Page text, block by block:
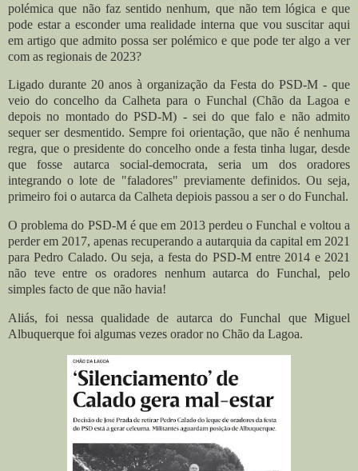
polémica que não faz sentido nenhum, que não tem lógica e que
pode estar a esconder uma realidade interna que vou suscitar aqui
em artigo que admito possa ser polémico e que pode ter algo a ver
com as regionais de 2023?
Ligado durante 20 anos à organização da Festa do PSD-M - que
veio do concelho da Calheta para o Funchal (Chão da Lagoa e
depois no montado do PSD-M) - sei do que falo e não admito
sequer ser desmentido. Sempre foi orientação, que não é nenhuma
regra, que o presidente do concelho onde a festa tinha lugar, desde
que fosse autarca social-democrata, seria um dos oradores
integrando o lote de "faladores" previamente definidos. Ou seja,
primeiro foi o autarca da Calheta depiois passou a ser o do Funchal.
O problema do PSD-M é que em 2013 perdeu o Funchal e voltou a
perder em 2017, apenas recuperando a autarquia da capital em 2021
para Pedro Calado. Ou seja, a festa do PSD-M entre 2014 e 2021
não teve entre os oradores nenhum autarca do Funchal, pelo
simples facto de que não havia!
Aliás, foi nessa qualidade de autarca do Funchal que Miguel
Albuquerque foi algumas vezes orador no Chão da Lagoa.